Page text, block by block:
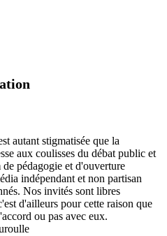
autant stigmatisée que la
aux coulisses du débat public et
pédagogie et d'ouverture
indépendant et non partisan
Nos invités sont libres
d'ailleurs pour cette raison que
ou pas avec eux.